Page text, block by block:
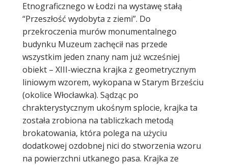
Etnograficznego w Łodzi na wystawę stałą
“Przeszłość wydobyta z ziemi”. Do
przekroczenia murów monumentalnego
budynku Muzeum zachęcił nas przede
wszystkim jeden znany nam już wcześniej
obiekt – XIII-wieczna krajka z geometrycznym
liniowym wzorem, wykopana w Starym Brześciu
(okolice Włocławka). Sądząc po
chrakterystycznym ukośnym splocie, krajka ta
została zrobiona na tabliczkach metodą
brokatowania, która polega na użyciu
dodatkowej ozdobnej nici do stworzenia wzoru
na powierzchni utkanego pasa. Krajka ze